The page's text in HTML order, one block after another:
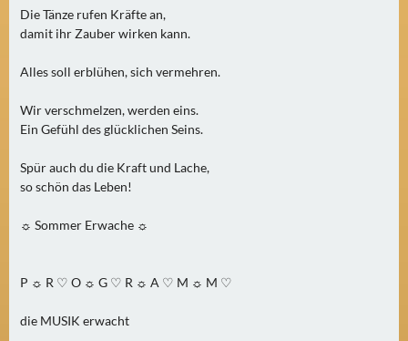
F
R
E
T
A
(
0
)
Ä
H
Die Tänze rufen Kräfte an,
damit ihr Zauber wirken kann.
Alles soll erblühen, sich vermehren.
Wir verschmelzen, werden eins.
Ein Gefühl des glücklichen Seins.
Spür auch du die Kraft und Lache,
so schön das Leben!
☼ Sommer Erwache ☼
P ☼ R ♡ O ☼ G ♡ R ☼ A ♡ M ☼ M ♡
die MUSIK erwacht